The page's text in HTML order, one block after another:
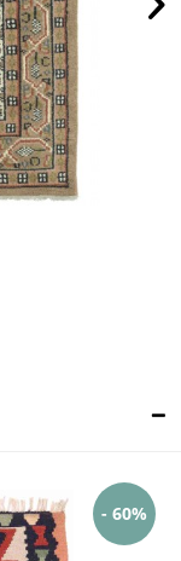
- 60%